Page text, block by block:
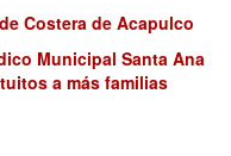
Costera de Acapulco
Municipal Santa Ana
a más familias